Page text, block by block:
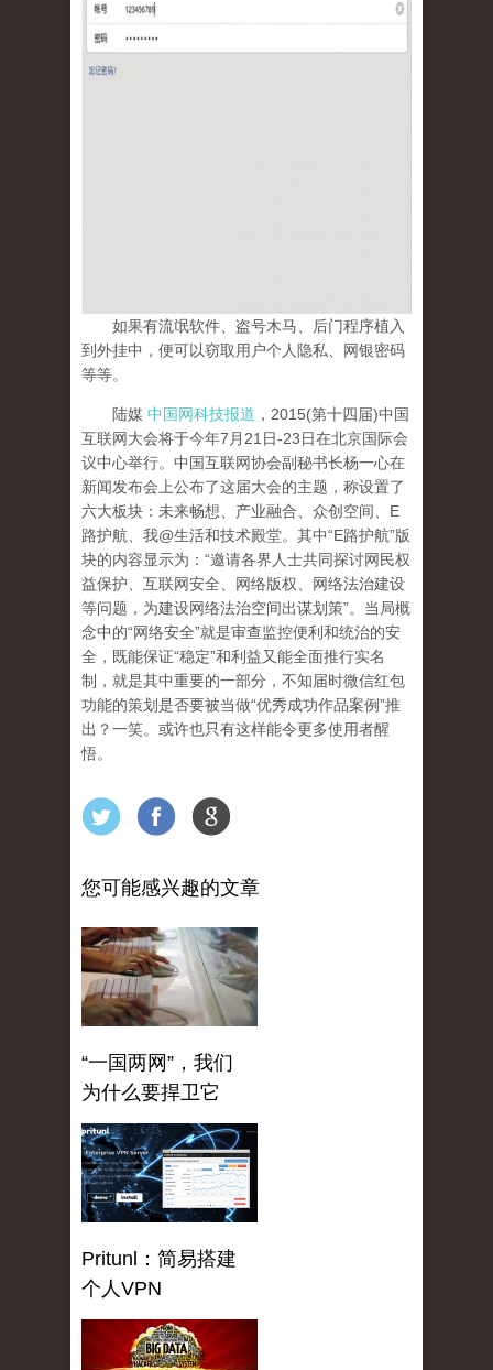
如果有流氓软件、盗号木马、后门程序植入
到外挂中，便可以窃取用户个人隐私、网银密码
等等。
陆媒 中国网科技报道 ，2015(第十四届)中国
互联网大会将于今年7月21日-23日在北京国际会
议中心举行。中国互联网协会副秘书长杨一心在
新闻发布会上公布了这届大会的主题，称设置了
六大板块：未来畅想、产业融合、众创空间、E
路护航、我@生活和技术殿堂。其中“E路护航”版
块的内容显示为：“邀请各界人士共同探讨网民权
益保护、互联网安全、网络版权、网络法治建设
等问题，为建设网络法治空间出谋划策”。当局概
念中的“网络安全”就是审查监控便利和统治的安
全，既能保证“稳定”和利益又能全面推行实名
制，就是其中重要的一部分，不知届时微信红包
功能的策划是否要被当做“优秀成功作品案例”推
出？一笑。或许也只有这样能令更多使用者醒
悟。
您可能感兴趣的文章
“一国两网”，我们
为什么要捍卫它
Pritunl：简易搭建
个人VPN